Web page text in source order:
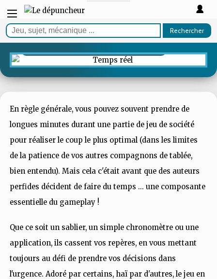
Rechercher
GUIDE
Les meilleurs jeux temps réel
En règle générale, vous pouvez souvent prendre de
longues minutes durant une partie de jeu de société
pour réaliser le coup le plus optimal (dans les limites
de la patience de vos autres compagnons de tablée,
bien entendu). Mais cela c'était avant que des auteurs
perfides décident de faire du temps ... une composante
essentielle du gameplay !
Que ce soit un sablier, un simple chronomètre ou une
application, ils cassent vos repères, en vous mettant
toujours au défi de prendre vos décisions dans
l'urgence. Adoré par certains, haï par d'autres, le jeu en